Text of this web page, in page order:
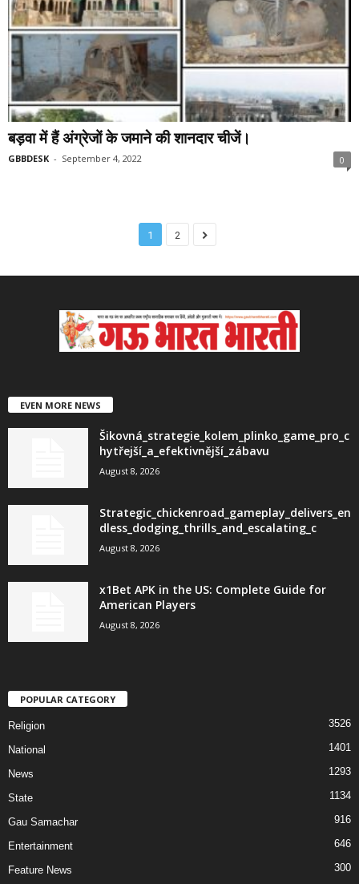
बड़वा में हैं अंग्रेजों के जमाने की शानदार चीजें।
GBBDESK - September 4, 2022 0
1 2
EVEN MORE NEWS
Šikovná_strategie_kolem_plinko_game_pro_c
hytřejší_a_efektivnější_zábavu
August 8, 2026
Strategic_chickenroad_gameplay_delivers_en
dless_dodging_thrills_and_escalating_c
August 8, 2026
x1Bet APK in the US: Complete Guide for
American Players
August 8, 2026
POPULAR CATEGORY
Religion 3526
National 1401
News 1293
State 1134
Gau Samachar 916
Entertainment 646
Feature News 300